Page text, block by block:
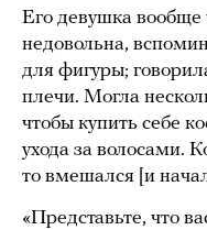
Его девушка вообще
недовольна,
для фигуры;
плечи. Могла
чтобы купить себе
ухода за волосами.
то вмешался [и
«Представьте, что